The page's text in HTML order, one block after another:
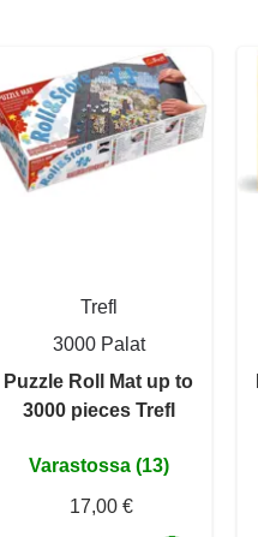
Trefl
3000 Palat
Puzzle Roll Mat up to
3000 pieces Trefl
Varastossa (13)
17,00 €